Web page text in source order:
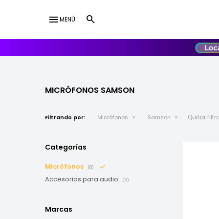
menuMENÚ
MICRÓFONOS SAMSON
Filtrando por: Micrófonos Samson Quitar
Categorías
Micrófonos (8)
Accesorios para audio (3)
Marcas